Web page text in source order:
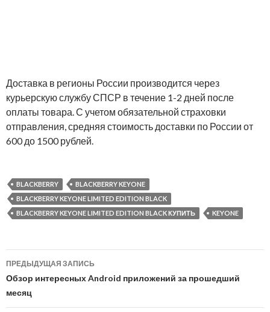
Доставка в регионы России производится через
курьерскую службу СПСР в течение 1-2 дней после
оплаты товара. С учетом обязательной страховки
отправления, средняя стоимость доставки по России от
600 до 1500 рублей.
BLACKBERRY
BLACKBERRY KEYONE
BLACKBERRY KEYONE LIMITED EDITION BLACK
BLACKBERRY KEYONE LIMITED EDITION BLACK КУПИТЬ
KEYONE
Навигация
по
записям
ПРЕДЫДУЩАЯ ЗАПИСЬ
Обзор интересных Android приложений за прошедший
месяц